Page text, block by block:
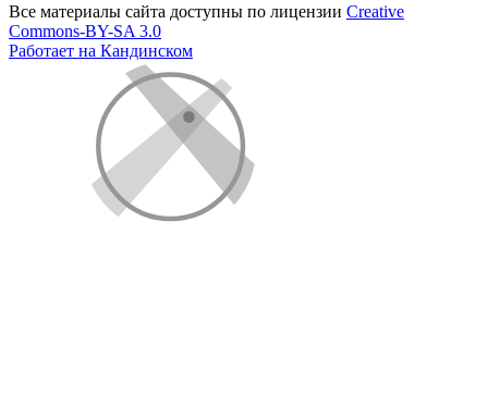
Все материалы сайта доступны по лицензии Creative
Commons-BY-SA 3.0
Работает на Кандинском